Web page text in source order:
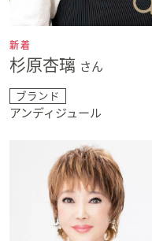
新着
杉原杏璃 さん
ブランド
アンディジュール